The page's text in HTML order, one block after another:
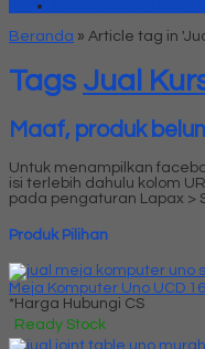
Beranda » Article tag in
Tags Jual
Maaf, produk
Untuk menampilkan
isi terlebih dahulu kolom
pada pengaturan Lapax >
Produk Pilihan
Meja Komputer Uno UCD
*Harga Hubungi CS
Ready Stock